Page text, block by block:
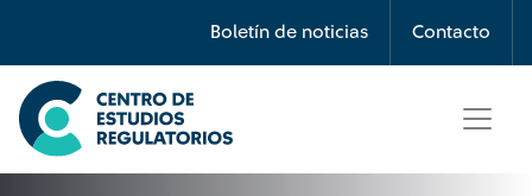
Boletín de noticias Contacto
Búsqueda
Seleccione país